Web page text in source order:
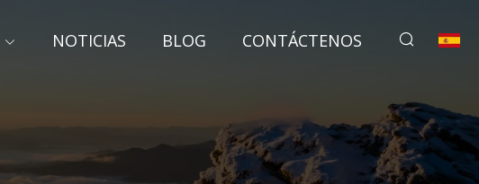
NOTICIAS BLOG CONTÁCTENOS